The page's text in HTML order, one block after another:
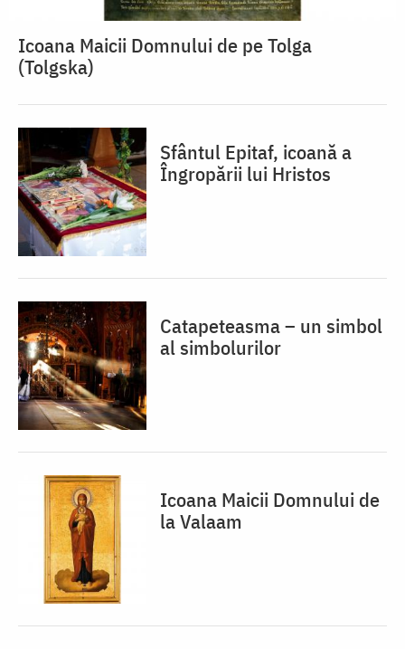
Icoana Maicii Domnului de pe Tolga
(Tolgska)
Sfântul Epitaf, icoană a
Îngropării lui Hristos
Catapeteasma – un simbol
al simbolurilor
Icoana Maicii Domnului de
la Valaam